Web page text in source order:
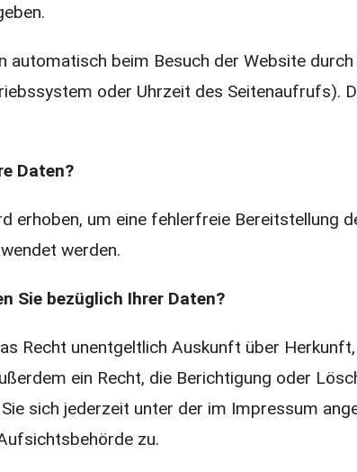
automatisch beim Besuch der Website
oder Uhrzeit des Seitenaufrufs).
Daten?
erhoben, um eine fehlerfreie Bereitstellung
werden.
Sie bezüglich Ihrer Daten?
Recht unentgeltlich Auskunft über
ein Recht, die Berichtigung oder
sich jederzeit unter der im Impressum
zu.